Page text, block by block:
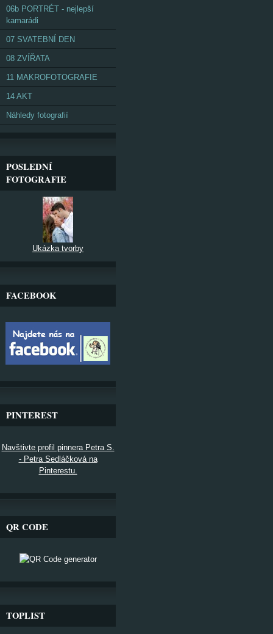
06b PORTRÉT - nejlepší
kamarádi
07 SVATEBNÍ DEN
08 ZVÍŘATA
11 MAKROFOTOGRAFIE
14 AKT
Náhledy fotografií
POSLEDNÍ
FOTOGRAFIE
Ukázka tvorby
FACEBOOK
PINTEREST
Navštivte profil pinnera Petra S.
- Petra Sedláčková na
Pinterestu.
QR CODE
TOPLIST